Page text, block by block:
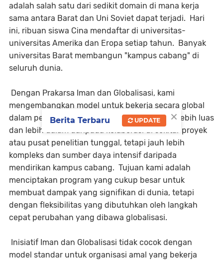
adalah salah satu dari sedikit domain di mana kerja
sama antara Barat dan Uni Soviet dapat terjadi. Hari
ini, ribuan siswa Cina mendaftar di universitas-
universitas Amerika dan Eropa setiap tahun. Banyak
universitas Barat membangun "kampus cabang" di
seluruh dunia.
Dengan Prakarsa Iman dan Globalisasi, kami
mengembangkan model untuk bekerja secara global
dalam penelitian dan pendidikan tinggi yang lebih luas
dan lebih dalam daripada kolaborasi di sekitar proyek
atau pusat penelitian tunggal, tetapi jauh lebih
kompleks dan sumber daya intensif daripada
mendirikan kampus cabang. Tujuan kami adalah
menciptakan program yang cukup besar untuk
membuat dampak yang signifikan di dunia, tetapi
dengan fleksibilitas yang dibutuhkan oleh langkah
cepat perubahan yang dibawa globalisasi.
Inisiatif Iman dan Globalisasi tidak cocok dengan
model standar untuk organisasi amal yang bekerja
×
Berita Terbaru UPDATE